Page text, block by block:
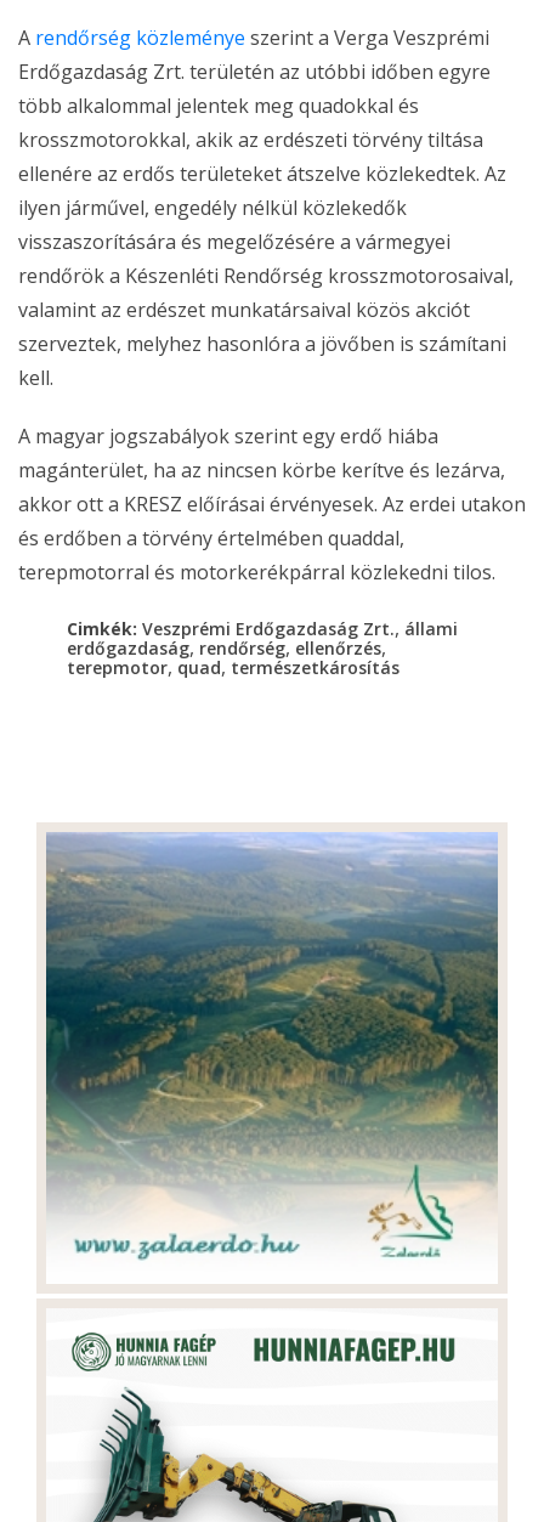
A rendőrség közleménye szerint a Verga Veszprémi
Erdőgazdaság Zrt. területén az utóbbi időben egyre
több alkalommal jelentek meg quadokkal és
krosszmotorokkal, akik az erdészeti törvény tiltása
ellenére az erdős területeket átszelve közlekedtek. Az
ilyen járművel, engedély nélkül közlekedők
visszaszorítására és megelőzésére a vármegyei
rendőrök a Készenléti Rendőrség krosszmotorosaival,
valamint az erdészet munkatársaival közös akciót
szerveztek, melyhez hasonlóra a jövőben is számítani
kell.
A magyar jogszabályok szerint egy erdő hiába
magánterület, ha az nincsen körbe kerítve és lezárva,
akkor ott a KRESZ előírásai érvényesek. Az erdei utakon
és erdőben a törvény értelmében quaddal,
terepmotorral és motorkerékpárral közlekedni tilos.
Cimkék: Veszprémi Erdőgazdaság Zrt., állami
erdőgazdaság, rendőrség, ellenőrzés,
terepmotor, quad, természetkárosítás